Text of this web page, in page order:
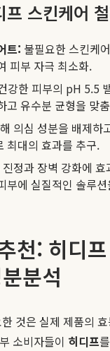
스킨케어
트: 불필요한 스킨케
피부 자극 최소화.
강한 피부의 pH 5.5
고 유수분 균형을 맞
의심 성분을 배제하
최대의 효과를 추구.
진정과 장벽 강화에
부에 실질적인 솔루
천: 히디
분석
것은 실제 제품의
소비자들이 히디프